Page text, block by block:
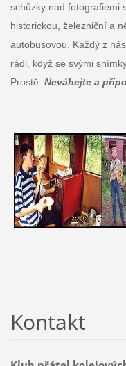
schůzky nad fotografiemi
historickou, železniční a
autobusovou. Každý z
rádi, když se svými
Prostě: Neváhejte a
Kontakt